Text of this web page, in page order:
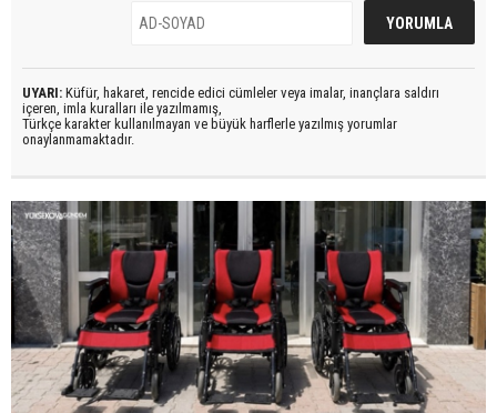
UYARI: Küfür, hakaret, rencide edici cümleler veya imalar, inançlara saldırı
içeren, imla kuralları ile yazılmamış,
Türkçe karakter kullanılmayan ve büyük harflerle yazılmış yorumlar
onaylanmamaktadır.